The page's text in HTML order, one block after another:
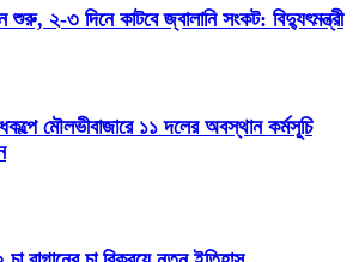
শুরু, ২-৩ দিনে কাটবে জ্বালানি সংকট: বিদ্যুৎমন্ত্রী
মৌলভীবাজারে ১১ দলের অবস্থান কর্মসূচি